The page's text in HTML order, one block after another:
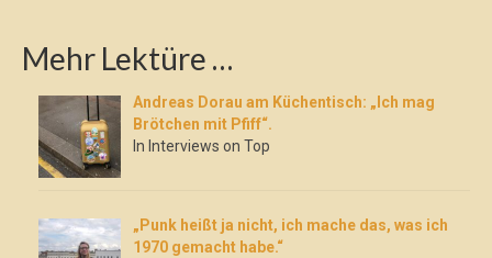
Mehr Lektüre …
Andreas Dorau am Küchentisch: „Ich mag
Brötchen mit Pfiff“.
In Interviews on Top
„Punk heißt ja nicht, ich mache das, was ich
1970 gemacht habe.“